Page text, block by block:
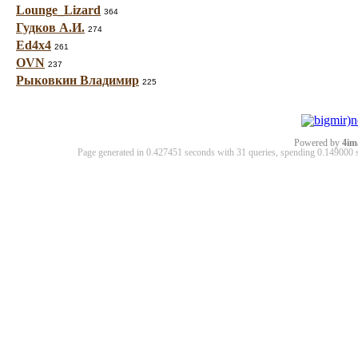
Lounge_Lizard 364
Гудков А.И. 274
Ed4x4 261
OVN 237
Рыковкин Владимир 225
Powered by
Page generated in 0.427451 seconds with 31 queries, spending